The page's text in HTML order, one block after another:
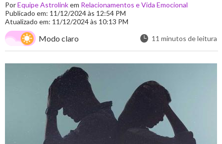
PorEquipe Astrolinkem Relacionamentos e Vida Emocional
Publicado em: 11/12/2024 às 12:54 PM
Atualizado em: 11/12/2024 às 10:13 PM
Modo claro 11 minutos de leitura